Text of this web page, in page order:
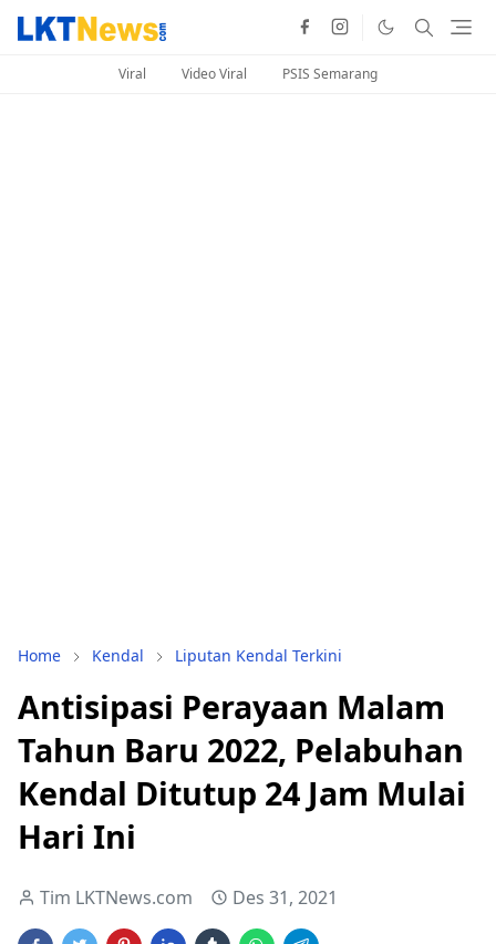
Viral Video Viral PSIS Semarang
Home Kendal Liputan Kendal Terkini
Antisipasi Perayaan Malam
Tahun Baru 2022, Pelabuhan
Kendal Ditutup 24 Jam Mulai
Hari Ini
Tim LKTNews.com Des 31, 2021